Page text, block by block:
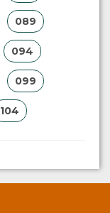
089
094
099
104